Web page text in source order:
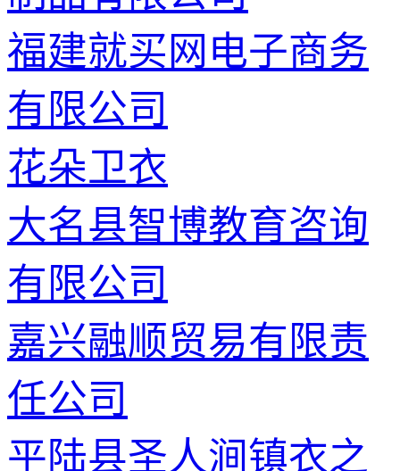
福建就买网电子商务
有限公司
花朵卫衣
大名县智博教育咨询
有限公司
嘉兴融顺贸易有限责
任公司
平陆县圣人涧镇衣之